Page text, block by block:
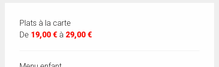
Plats à la carte
De 19,00 € à 29,00 €